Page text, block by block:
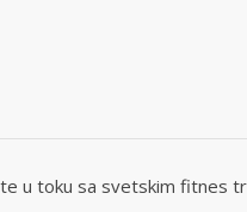
u toku sa svetskim fitnes